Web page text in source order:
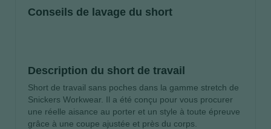
Conseils de lavage du short
Description du short de travail
Short de travail sans poches dans la gamme stretch de
Snickers Workwear. Il a été conçu pour vous procurer
une réelle aisance au porter et un style à toute épreuve
grâce à une coupe ajustée et près du corps.